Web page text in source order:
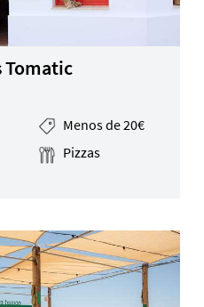
Tomatic
Menos de 20€
Pizzas